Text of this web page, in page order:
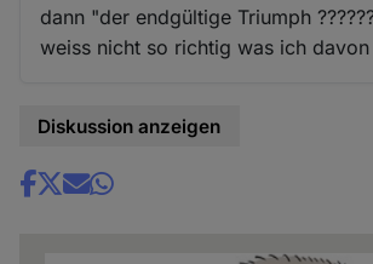
dann "der endgültige Triumph
weiss nicht so richtig was ich davon
Diskussion anzeigen
Share